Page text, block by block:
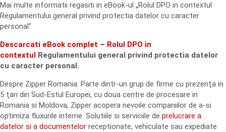
Mai multe informatii regasiti in eBook-ul „Rolul DPO in contextul
Regulamentului general privind protectia datelor cu caracter
personal”
Descarcati eBook complet – Rolul DPO in
contextul Regulamentului general privind protectia datelor
cu caracter personal.
Despre Zipper Romania: Parte dintr-un grup de firme cu prezenţa in
5 ţari din Sud-Estul Europei, cu doua centre de procesare in
Romania si Moldova, Zipper acopera nevoile companiilor de a-si
optimiza fluxurile interne. Solutiile si serviciile de prelucrare a
datelor si a documentelor receptionate, vehiculate sau expediate